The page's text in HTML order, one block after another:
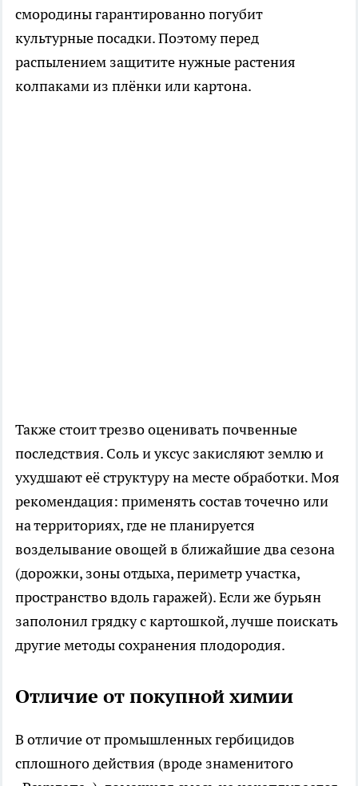
смородины гарантированно погубит
культурные посадки. Поэтому перед
распылением защитите нужные растения
колпаками из плёнки или картона.
Также стоит трезво оценивать почвенные
последствия. Соль и уксус закисляют землю и
ухудшают её структуру на месте обработки. Моя
рекомендация: применять состав точечно или
на территориях, где не планируется
возделывание овощей в ближайшие два сезона
(дорожки, зоны отдыха, периметр участка,
пространство вдоль гаражей). Если же бурьян
заполонил грядку с картошкой, лучше поискать
другие методы сохранения плодородия.
Отличие от покупной химии
В отличие от промышленных гербицидов
сплошного действия (вроде знаменитого